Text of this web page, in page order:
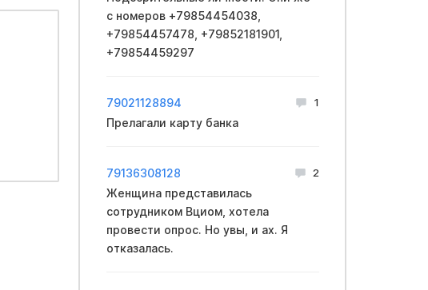
с номеров +79854454038,
+79854457478, +79852181901,
+79854459297
79021128894 1
Прелагали карту банка
79136308128 2
Женщина представилась
сотрудником Вциом, хотела
провести опрос. Но увы, и ах. Я
отказалась.